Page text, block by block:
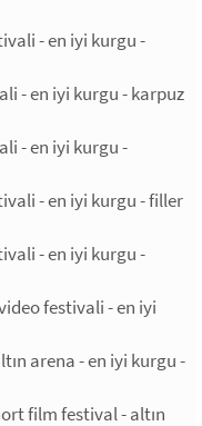
- en iyi kurgu -
- en iyi kurgu - karpuz
- en iyi kurgu -
- en iyi kurgu - filler
- en iyi kurgu -
festivali - en iyi
arena - en iyi kurgu -
film festival - altın